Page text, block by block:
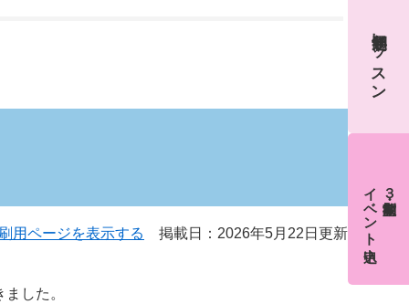
通年制レッスン
３期制教室・
イベント申込
用ページを表示する 掲載日：2026年5月22日更新
した。